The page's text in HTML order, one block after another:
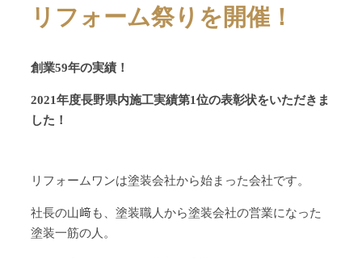
リフォーム祭りを開催！
創業59年の実績！
2021年度長野県内施工実績第1位の表彰状をいただきま
した！
リフォームワンは塗装会社から始まった会社です。
社長の山﨑も、塗装職人から塗装会社の営業になった
塗装一筋の人。